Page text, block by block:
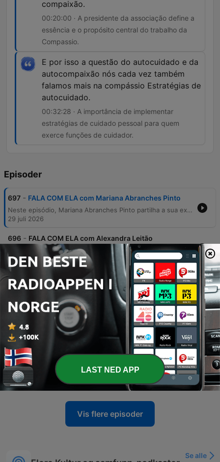
compaixão.
00:20:00 · A presidente da associação define a
essência e o propósito central do trabalho da
Compassio.
E por isso a questão do autocuidado e da
autocompaixão nós cada vez também
falamos mais na compássio Estratégias de
autocuidado.
00:32:28 · A importância de implementar
estratégias de cuidado pessoal para quem
exerce funções de cuidador.
Episoder
697 - FALA COM ELA com Mariana Abranches Pinto
Neste episódio, Mariana Abranches Pinto partilha a sua experiência pessoal de luto pela perda da filha Nini e o seu trabalho à frente da associação Compassio. A conversa explora a importância da escuta ativa, da compaixão e da aceitação das emoções durante processos de doença e morte. A discussão aborda ainda o papel fundamental dos cuidadores, a necessidade de criar espaços para falar sobre a finitude e a missão da Compassio em promover o autocuidado e a autocompaixão através de grupos de partilha e formações.
29 juli 2026
696 - FALA COM ELA com Alexandra Leitão
Relato de incidente e importância do registo. Trajetória política e militância na Juventude Socialista. Os desafios de género e o julgamento estético na política. A questão da ambição política em mulheres. Vida pessoal, formação académica e maternidade. Valores pessoais, liberdade e família. O segredo de uma relação longa: companheirismo. Participação cívica e política. Os desafios da democracia plena. Um dia ideal e referências musicais. Crise da habitação e o risco do populismo. O cenário político pós-António Costa. Reflexões sobre a postura política e o rótulo de radical. Dinâmicas de poder e liderança na oposição. A redefinição do conceito de radicalismo. Visão para o futuro e economia em Portugal.
22 juli 2026
695 - FALA COM ELA com Adélia Carvalho
Neste episódio, Adélia Carvalho partilha a sua história de resiliência após um acidente que a deixou paraplégica, explorando a sua trajetória como educadora e o impacto da literatura no desenvolvimento infantil. A conversa aborda a importância do livro como espaço de afeto, as memórias de infância e a complexidade emocional do processo de adoção. A discussão avança para temas como a preservação da identidade cultural, a arte de contar histórias e os desafios da tradução de obras para diferentes línguas. Por fim, reflete-se sobre a necessidade de descentralização em Portugal e a busca pela felicidade como propósito fundamental.
FALA COM ELA com Manuel Luís Goucha
08 juli 2026
693 - FALA COM ELA com Dino Alves
A trajetória de Dino Alves. O 'enfant terrible' e a identidade na moda. A influência da pintura e a liberdade criativa. A resistência à moda e a busca pelo intelectual. Moda como comportamento e manifesto. Memórias de infância e o primeiro contacto com a costura. Infância e a descoberta da moda. A busca pelo conjunto ideal e a persistência. A moda como expressão artística e a vida em Lisboa. O Hospital da Roupa e o conceito de upcycling. A transição para o design e o encontro com Ana Salazar. Trajetória e o Hospital da Roupa. A Moda nas Marchas Populares. Desfiles de Moda vs. Marchas. Liberdade Criativa e Identidade na Moda. A Essência do Enfant Terrible. Reflexões sobre o Futuro de Portugal. Encerramento e Sugestão Musical.
01 juli 2026
Vis flere episoder
Se alle
LAST NED APP